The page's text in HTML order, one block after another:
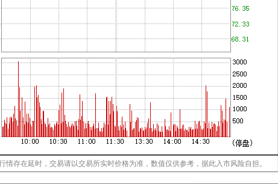
情存在延时，交易请以交易所实时价格为准，数值仅供参考，据此入市风险自担。